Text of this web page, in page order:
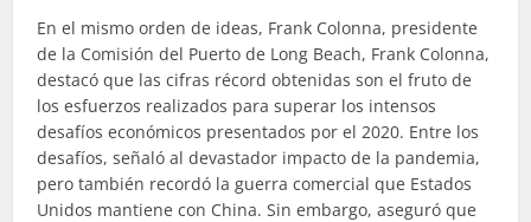
En el mismo orden de ideas, Frank Colonna, presidente
de la Comisión del Puerto de Long Beach, Frank Colonna,
destacó que las cifras récord obtenidas son el fruto de
los esfuerzos realizados para superar los intensos
desafíos económicos presentados por el 2020. Entre los
desafíos, señaló al devastador impacto de la pandemia,
pero también recordó la guerra comercial que Estados
Unidos mantiene con China. Sin embargo, aseguró que